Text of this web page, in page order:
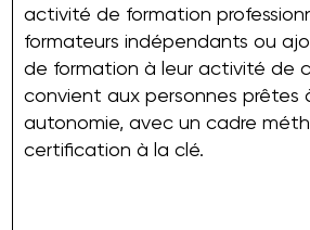
activité de formation
formateurs indépendants ou
de formation à leur activité de
convient aux personnes prêtes
autonomie, avec un cadre
certification à la clé.